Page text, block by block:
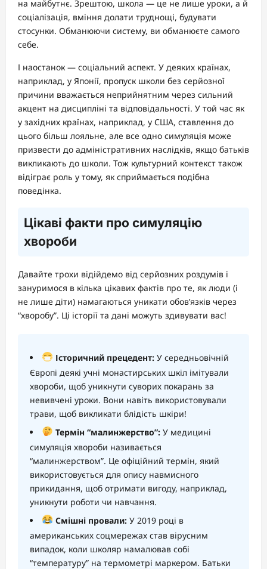
на майбутнє. Зрештою, школа — це не лише уроки, а й
соціалізація, вміння долати труднощі, будувати
стосунки. Обманюючи систему, ви обманюєте самого
себе.
І наостанок — соціальний аспект. У деяких країнах,
наприклад, у Японії, пропуск школи без серйозної
причини вважається неприйнятним через сильний
акцент на дисципліні та відповідальності. У той час як
у західних країнах, наприклад, у США, ставлення до
цього більш лояльне, але все одно симуляція може
призвести до адміністративних наслідків, якщо батьків
викликають до школи. Тож культурний контекст також
відіграє роль у тому, як сприймається подібна
поведінка.
Цікаві факти про симуляцію
хвороби
Давайте трохи відійдемо від серйозних роздумів і
зануримося в кілька цікавих фактів про те, як люди (і
не лише діти) намагаються уникати обов’язків через
“хворобу”. Ці історії та дані можуть здивувати вас!
Історичний прецедент: У середньовічній
Європі деякі учні монастирських шкіл імітували
хвороби, щоб уникнути суворих покарань за
невивчені уроки. Вони навіть використовували
трави, щоб викликати блідість шкіри!
Термін “малинжерство”: У медицині
симуляція хвороби називається
“малинжерством”. Це офіційний термін, який
використовується для опису навмисного
прикидання, щоб отримати вигоду, наприклад,
уникнути роботи чи навчання.
Смішні провали: У 2019 році в
американських соцмережах став вірусним
випадок, коли школяр намалював собі
“температуру” на термометрі маркером. Батьки